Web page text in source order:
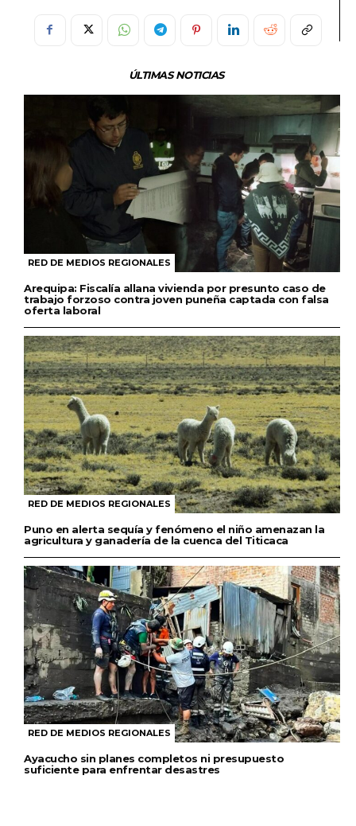
ÚLTIMAS NOTICIAS
RED DE MEDIOS REGIONALES
Arequipa: Fiscalía allana vivienda por presunto caso de
trabajo forzoso contra joven puneña captada con falsa
oferta laboral
RED DE MEDIOS REGIONALES
Puno en alerta sequía y fenómeno el niño amenazan la
agricultura y ganadería de la cuenca del Titicaca
RED DE MEDIOS REGIONALES
Ayacucho sin planes completos ni presupuesto
suficiente para enfrentar desastres